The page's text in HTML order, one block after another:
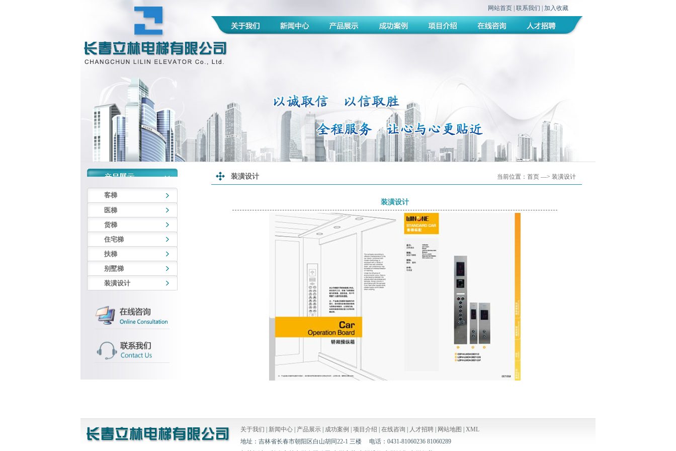
网站首页 联系我们 加入收藏
客梯
医梯
货梯
住宅梯
扶梯
别墅梯
装潢设计
当前位置： 首页 —> 装潢设计
装潢设计
装潢设计
关于我们 新闻中心 产品展示 成功案例 | 项目介绍 在线咨询 人才招聘 网站地图
XML
地址：吉林省长春市朝阳区白山胡同22-1 三楼 电话：0431-81060236 81060289